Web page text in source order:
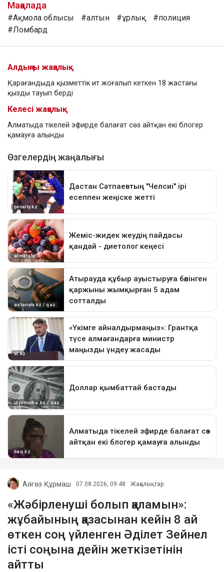
Мақалада
#Ақмола облысы #алтын #ұрлық
#полиция
#Ломбард
Алдыңғы жаңалық
Қарағандыда қызметтік ит жоғалып кеткен 18 жастағы
қызды тауып берді
Келесі жаңалық
Алматыда тікелей эфирде балағат сөз айтқан екі блогер
қамауға алынды
Аягөз Құрмаш 07.08.2026, 09:48 Жаңалықтар
«Жәбірленуші болып қаламын»:
жұбайының қазасынан кейін 8 ай
өткен соң үйленген Әділет Зейнел
істі соңына дейін жеткізетінін
айтты